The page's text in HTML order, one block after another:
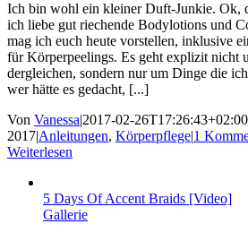
Ich bin wohl ein kleiner Duft-Junkie. Ok,
ich liebe gut riechende Bodylotions und
mag ich euch heute vorstellen, inklusive
für Körperpeelings. Es geht explizit nicht
dergleichen, sondern nur um Dinge die
wer hätte es gedacht, [...]
Von Vanessa|2017-02-26T17:26:43+02:00
2017|Anleitungen, Körperpflege|1
Weiterlesen
5 Days Of Accent Braids [Video]
Gallerie